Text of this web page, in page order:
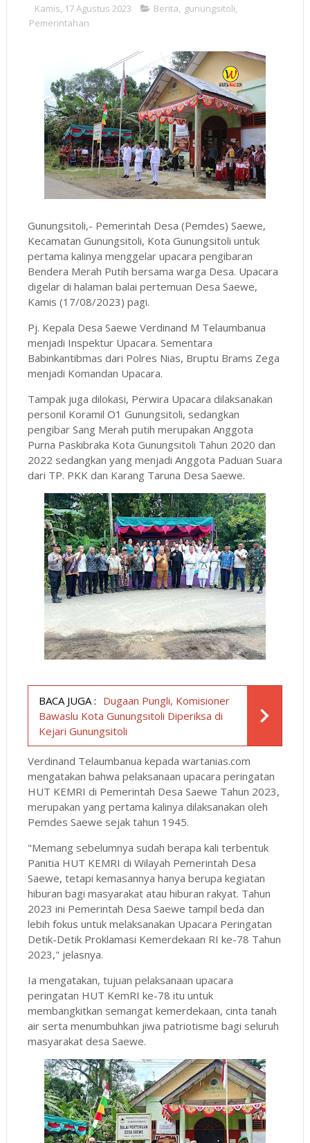
Kamis, 17 Agustus 2023 Berita, gunungsitoli,
Pemerintahan
Gunungsitoli,- Pemerintah Desa (Pemdes) Saewe,
Kecamatan Gunungsitoli, Kota Gunungsitoli untuk
pertama kalinya menggelar upacara pengibaran
Bendera Merah Putih bersama warga Desa. Upacara
digelar di halaman balai pertemuan Desa Saewe,
Kamis (17/08/2023) pagi.
Pj. Kepala Desa Saewe Verdinand M Telaumbanua
menjadi Inspektur Upacara. Sementara
Babinkantibmas dari Polres Nias, Bruptu Brams Zega
menjadi Komandan Upacara.
Tampak juga dilokasi, Perwira Upacara dilaksanakan
personil Koramil O1 Gunungsitoli, sedangkan
pengibar Sang Merah putih merupakan Anggota
Purna Paskibraka Kota Gunungsitoli Tahun 2020 dan
2022 sedangkan yang menjadi Anggota Paduan Suara
dari TP. PKK dan Karang Taruna Desa Saewe.
BACA JUGA : Dugaan Pungli, Komisioner
Bawaslu Kota Gunungsitoli Diperiksa di
Kejari Gunungsitoli
Verdinand Telaumbanua kepada wartanias.com
mengatakan bahwa pelaksanaan upacara peringatan
HUT KEMRI di Pemerintah Desa Saewe Tahun 2023,
merupakan yang pertama kalinya dilaksanakan oleh
Pemdes Saewe sejak tahun 1945.
"Memang sebelumnya sudah berapa kali terbentuk
Panitia HUT KEMRI di Wilayah Pemerintah Desa
Saewe, tetapi kemasannya hanya berupa kegiatan
hiburan bagi masyarakat atau hiburan rakyat. Tahun
2023 ini Pemerintah Desa Saewe tampil beda dan
lebih fokus untuk melaksanakan Upacara Peringatan
Detik-Detik Proklamasi Kemerdekaan RI ke-78 Tahun
2023," jelasnya.
Ia mengatakan, tujuan pelaksanaan upacara
peringatan HUT KemRI ke-78 itu untuk
membangkitkan semangat kemerdekaan, cinta tanah
air serta menumbuhkan jiwa patriotisme bagi seluruh
masyarakat desa Saewe.